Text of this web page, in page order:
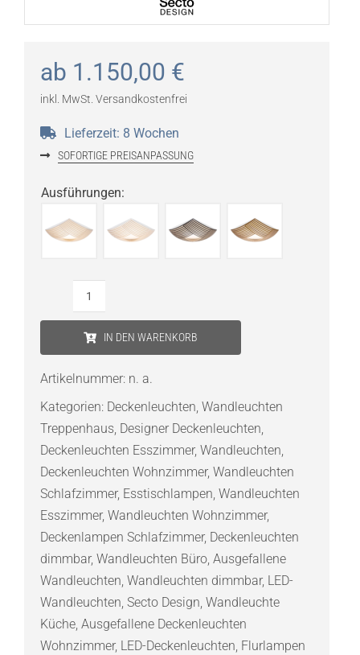
ab 1.150,00 €
inkl. MwSt. Versandkostenfrei
Lieferzeit: 8 Wochen
SOFORTIGE PREISANPASSUNG
Ausführungen:
LED
Wand-
und
Deckenleuchte
Menge
IN DEN WARENKORB
Artikelnummer: n. a.
Kategorien: Deckenleuchten, Wandleuchten
Treppenhaus, Designer Deckenleuchten,
Deckenleuchten Esszimmer, Wandleuchten,
Deckenleuchten Wohnzimmer, Wandleuchten
Schlafzimmer, Esstischlampen, Wandleuchten
Esszimmer, Wandleuchten Wohnzimmer,
Deckenlampen Schlafzimmer, Deckenleuchten
dimmbar, Wandleuchten Büro, Ausgefallene
Wandleuchten, Wandleuchten dimmbar, LED-
Wandleuchten, Secto Design, Wandleuchte
Küche, Ausgefallene Deckenleuchten
Wohnzimmer, LED-Deckenleuchten, Flurlampen